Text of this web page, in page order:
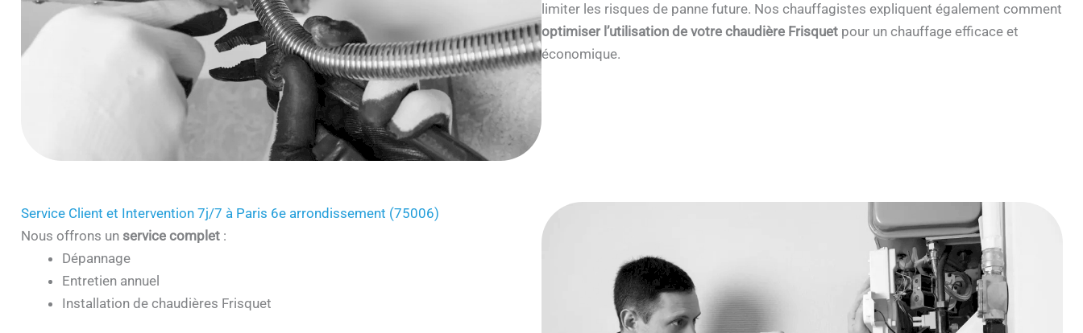
limiter les risques de panne future. Nos chauffagistes expliquent également comment
optimiser l’utilisation de votre chaudière Frisquet pour un chauffage efficace et
économique.
Service Client et Intervention 7j/7 à Paris 6e arrondissement (75006)
Nous offrons un service complet:
Dépannage
Entretien annuel
Installation de chaudières Frisquet